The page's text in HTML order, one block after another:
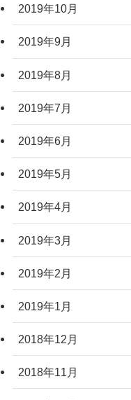
2019年10月
2019年9月
2019年8月
2019年7月
2019年6月
2019年5月
2019年4月
2019年3月
2019年2月
2019年1月
2018年12月
2018年11月